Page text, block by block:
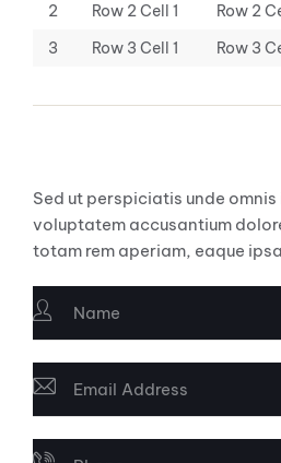
2
Row 2 Cell 1 Row 2
3
Row 3 Cell 1 Row 3
Sed ut perspiciatis unde
voluptatem accusantium
totam rem aperiam, eaque